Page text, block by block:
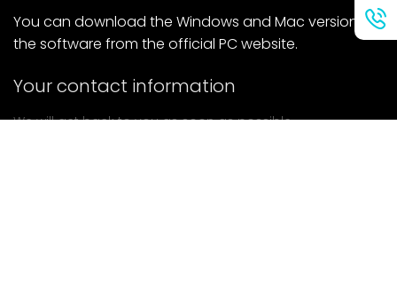
You can download the Windows and Mac versions of
the software from the official PC website.
Your contact information
We will get back to you as soon as possible.